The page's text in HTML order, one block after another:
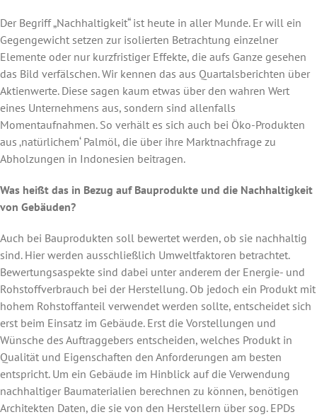
Der Begriff „Nachhaltigkeit“ ist heute in aller Munde. Er will ein
Gegengewicht setzen zur isolierten Betrachtung einzelner
Elemente oder nur kurzfristiger Effekte, die aufs Ganze gesehen
das Bild verfälschen. Wir kennen das aus Quartalsberichten über
Aktienwerte. Diese sagen kaum etwas über den wahren Wert
eines Unternehmens aus, sondern sind allenfalls
Momentaufnahmen. So verhält es sich auch bei Öko-Produkten
aus ‚natürlichem‘ Palmöl, die über ihre Marktnachfrage zu
Abholzungen in Indonesien beitragen.
Was heißt das in Bezug auf Bauprodukte und die Nachhaltigkeit
von Gebäuden?
Auch bei Bauprodukten soll bewertet werden, ob sie nachhaltig
sind. Hier werden ausschließlich Umweltfaktoren betrachtet.
Bewertungsaspekte sind dabei unter anderem der Energie- und
Rohstoffverbrauch bei der Herstellung. Ob jedoch ein Produkt mit
hohem Rohstoffanteil verwendet werden sollte, entscheidet sich
erst beim Einsatz im Gebäude. Erst die Vorstellungen und
Wünsche des Auftraggebers entscheiden, welches Produkt in
Qualität und Eigenschaften den Anforderungen am besten
entspricht. Um ein Gebäude im Hinblick auf die Verwendung
nachhaltiger Baumaterialien berechnen zu können, benötigen
Architekten Daten, die sie von den Herstellern über sog. EPDs